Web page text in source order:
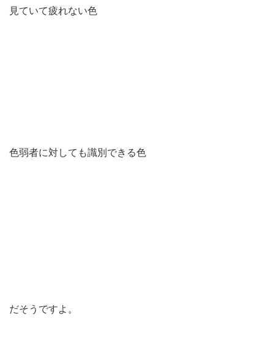
見ていて疲れない色
色弱者に対しても識別できる色
だそうですよ。